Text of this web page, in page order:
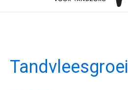
Tandvleesgroei